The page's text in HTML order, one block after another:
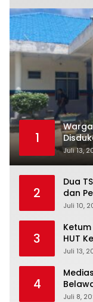
1
Juli 13,
2
Dua
dan
Juli 10,
3
Ketum
HUT
Mitra
Juli 13,
4
Juli 8,